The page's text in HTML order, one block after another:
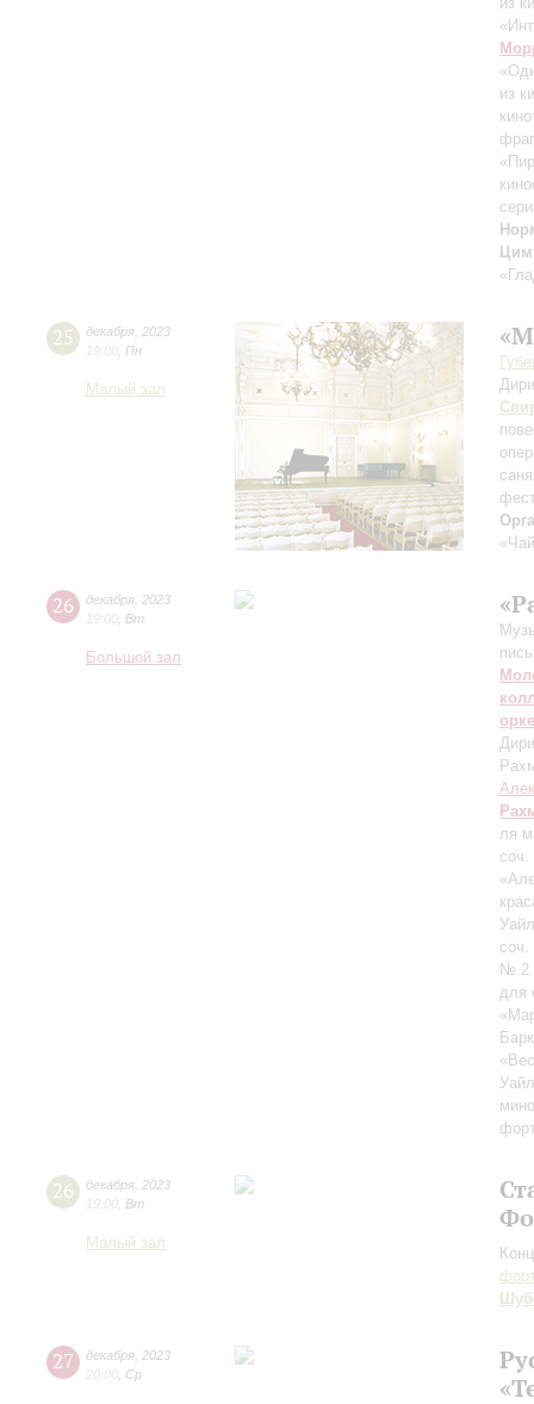
из
25 декабря 2023
19:00 Пн
Малый зал
26 декабря 2023
19:00 Вт
Большой зал
ля
№ 2
для
26 декабря 2023
19:00 Вт
Малый зал
27 декабря 2023
20:00 Ср